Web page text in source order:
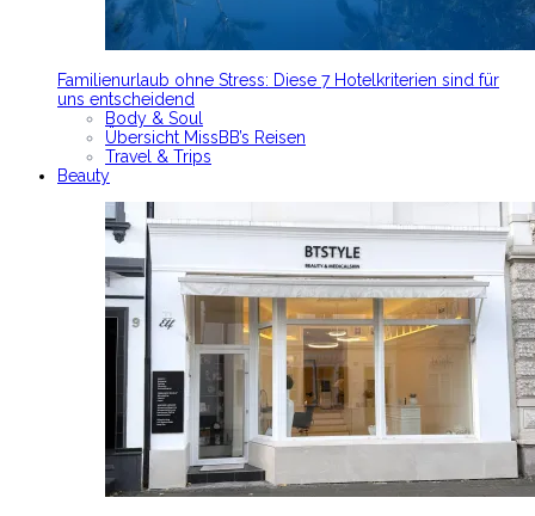
Familienurlaub ohne Stress: Diese 7 Hotelkriterien sind für
uns entscheidend
Body & Soul
Übersicht MissBB’s Reisen
Travel & Trips
Beauty